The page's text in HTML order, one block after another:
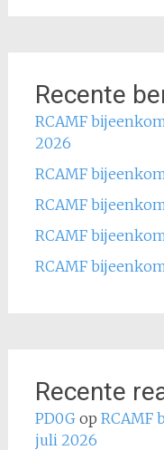
Recente
RCAMF
2026
RCAMF
RCAMF
RCAMF
RCAMF
Recente
PD0Gop RCAMF
juli 2026